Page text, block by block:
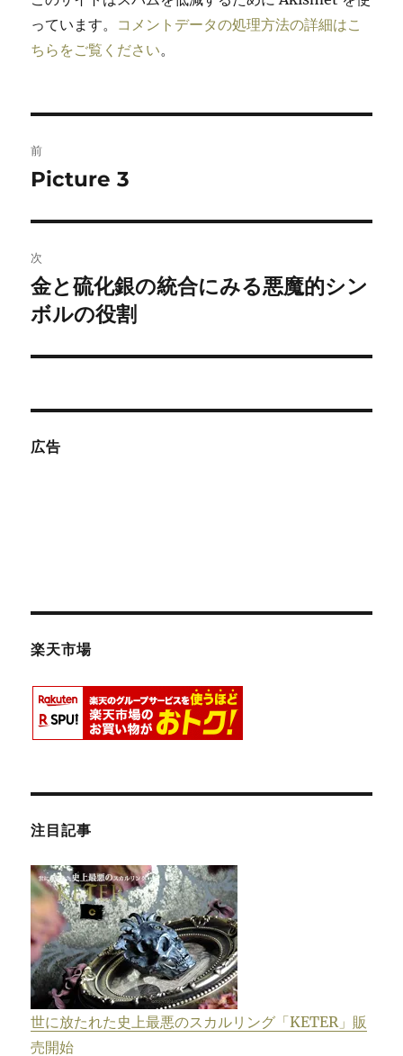
っています。 コメントデータの処理方法の詳細はこ
ちらをご覧ください。
稿
ビ
ゲ
ー
シ
ン
前
前
投
稿:
Picture 3
次
次
の
稿:
金と硫化銀の統合にみる悪魔的シン
ボルの役割
広告
楽天市場
注目記事
世に放たれた史上最悪のスカルリング「KETER」販
売開始